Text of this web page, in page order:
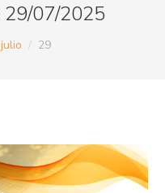
29/07/2025
julio 29